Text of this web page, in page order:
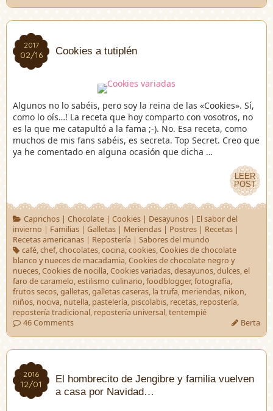
2017
02/16
2017
02/16 Cookies a tutiplén
Algunos no lo sabéis, pero soy la reina de las «Cookies». Sí,
como lo oís…! La receta que hoy comparto con vosotros, no
es la que me catapultó a la fama ;-). No. Esa receta, como
muchos de mis fans sabéis, es secreta. Top Secret. Creo que
ya he comentado en alguna ocasión que dicha …
LEER
POST
LEER
POST
Caprichos| Chocolate| Cookies| Desayunos| El sabor del
invierno | Familias | Galletas | Meriendas | Postres | Recetas |
Recetas americanas | Repostería | Sabores del mundo
café,chef,chocolates,cocina,cookies,Cookies de chocolate
blanco y nueces de macadamia,Cookies de chocolate negro y
nueces,Cookies de nocilla,Cookies variadas,desayunos,dulces,el
faro de caramelo,estilismo culinario,foodblogger,fotografía,
frutos secos,galletas,galletas caseras, la trufa, meriendas, nikon,
niños, nociva, nutella, pastelería, piscolabis, recetas, repostería,
repostería tradicional, repostería universal,tentempié
46 Comments
Berta
2016
12/01
2016
12/01
El hombrecito de Jengibre y familia vuelven
a casa por Navidad…